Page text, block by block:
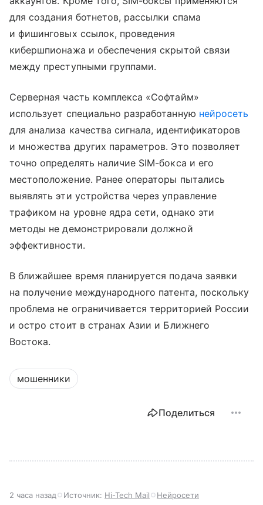
для создания ботнетов, рассылки спама
и фишинговых ссылок, проведения
кибершпионажа и обеспечения скрытой связи
между преступными группами.
Серверная часть комплекса «Софтайм»
использует специально разработанную нейросеть
для анализа качества сигнала, идентификаторов
и множества других параметров. Это позволяет
точно определять наличие SIM-бокса и его
местоположение. Ранее операторы пытались
выявлять эти устройства через управление
трафиком на уровне ядра сети, однако эти
методы не демонстрировали должной
эффективности.
В ближайшее время планируется подача заявки
на получение международного патента, поскольку
проблема не ограничивается территорией России
и остро стоит в странах Азии и Ближнего
Востока.
мошенники
Поделиться
2 часа назад Источник: Hi-Tech Mail Нейросети